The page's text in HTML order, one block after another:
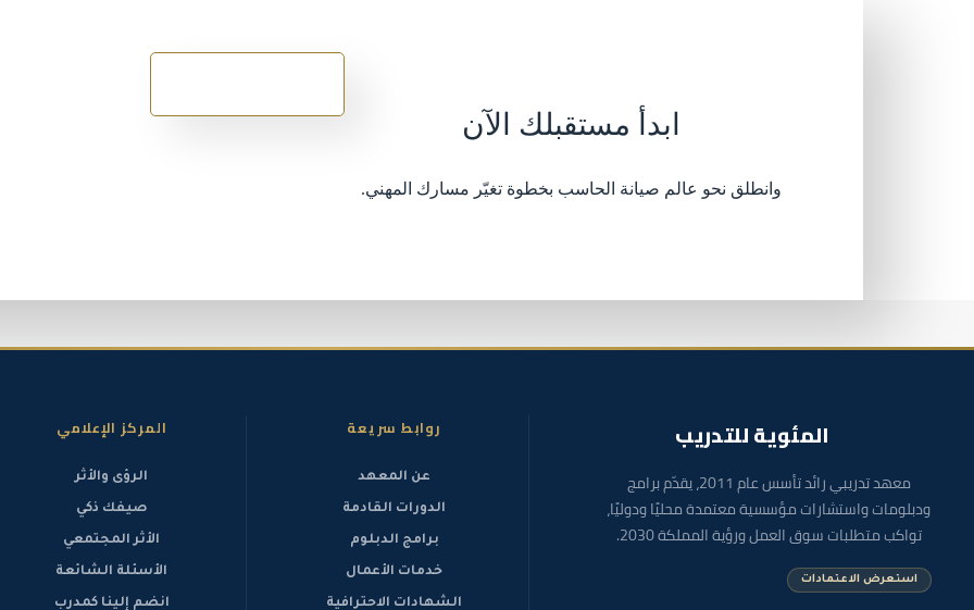
ابدأ مستقبلك الآن
وانطلق نحو عالم صيانة الحاسب بخطوة تغيّر مسارك المهني.
المئوية للتدريب
معهد تدريبي رائد تأسس عام 2011، يقدّم برامج
ودبلومات واستشارات مؤسسية معتمدة محليًا ودوليًا،
تواكب متطلبات سوق العمل ورؤية المملكة 2030.
استعرض الاعتمادات
روابط سريعة
عن المعهد
الدورات القادمة
برامج الدبلوم
خدمات الأعمال
الشهادات الاحترافية
المركز الإعلامي
الرؤى والأثر
صيفك ذكي
الأثر المجتمعي
الأسئلة الشائعة
انضم إلينا كمدرب